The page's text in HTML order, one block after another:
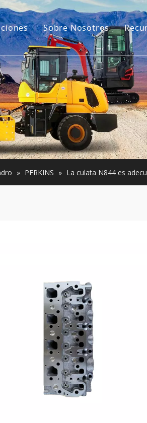
pequeña
Sobre Nosotros
Nuestra historia
Nuestra ventaja
» PERKINS » La culata N844 es